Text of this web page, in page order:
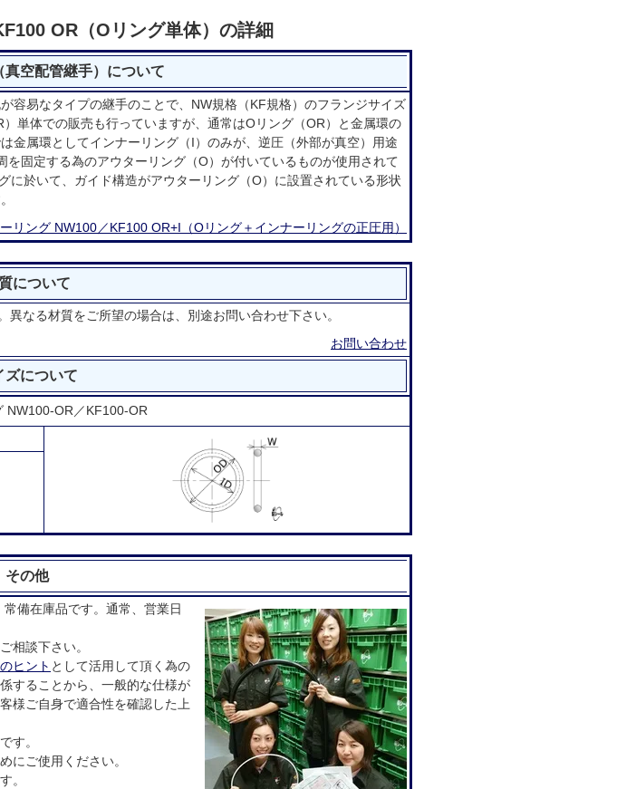
OR（Oリング単体）の詳細
真空配管継手）について
容易なタイプの継手のことで、NW規格（KF規格）のフランジサイズ
単体での販売も行っていますが、通常はOリング（OR）と金属環の
金属環としてインナーリング（I）のみが、逆圧（外部が真空）用途
固定する為のアウターリング（O）が付いているものが使用されて
に於いて、ガイド構造がアウターリング（O）に設置されている形状
リング NW100／KF100 OR+I（Oリング＋インナーリングの正圧用）
について
なる材質をご所望の場合は、別途お問い合わせ下さい。
お問い合わせ
ズについて
NW100-OR／KF100-OR
その他
備在庫品です。通常、営業日
相談下さい。
ヒント として活用して頂く為の
することから、一般的な仕様が
様ご自身で適合性を確認した上
す。
にご使用ください。
。